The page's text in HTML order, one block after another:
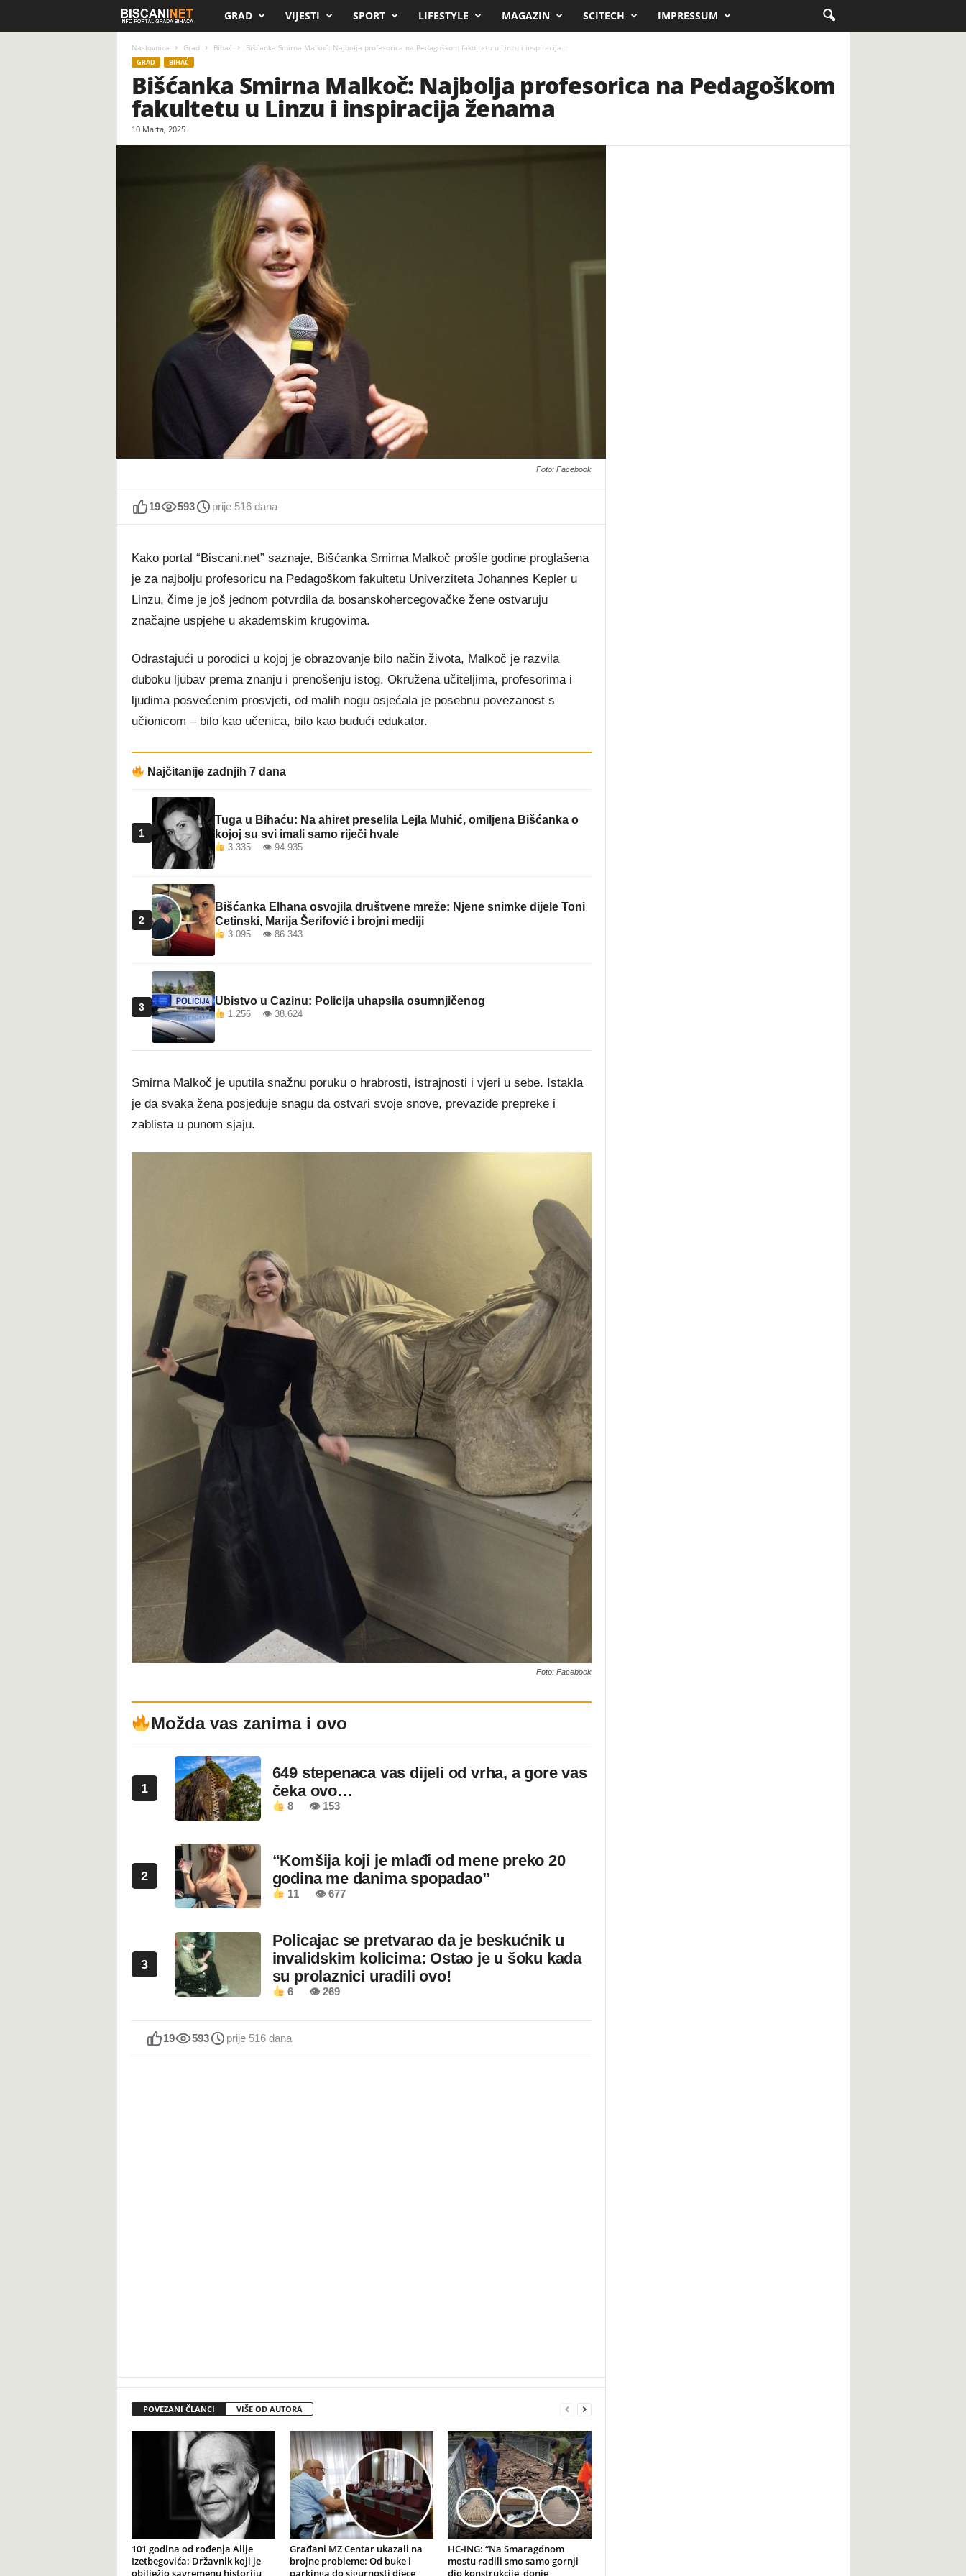
i
c
e
t
GRAD VIJESTI SPORT LIFESTYLE MAGAZIN SCITECH IMPRESSUM
Naslovnica Grad Bihać Bišćanka Smirna Malkoč: Najbolja profesorica na Pedagoškom fakultetu u Linzu i inspiracija...
GRAD BIHAĆ
Bišćanka Smirna Malkoč: Najbolja profesorica na Pedagoškom
fakultetu u Linzu i inspiracija ženama
10 Marta, 2025
Foto: Facebook
19 593 prije 516 dana
Kako portal “Biscani.net” saznaje, Bišćanka Smirna Malkoč prošle godine proglašena
je za najbolju profesoricu na Pedagoškom fakultetu Univerziteta Johannes Kepler u
Linzu, čime je još jednom potvrdila da bosanskohercegovačke žene ostvaruju
značajne uspjehe u akademskim krugovima.
Odrastajući u porodici u kojoj je obrazovanje bilo način života, Malkoč je razvila
duboku ljubav prema znanju i prenošenju istog. Okružena učiteljima, profesorima i
ljudima posvećenim prosvjeti, od malih nogu osjećala je posebnu povezanost s
učionicom – bilo kao učenica, bilo kao budući edukator.
Najčitanije zadnjih 7 dana
1
Tuga u Bihaću: Na ahiret preselila Lejla Muhić, omiljena Bišćanka o
kojoj su svi imali samo riječi hvale
3.335 👁 94.935
2
Bišćanka Elhana osvojila društvene mreže: Njene snimke dijele Toni
Cetinski, Marija Šerifović i brojni mediji
3.095 👁 86.343
3 Ubistvo u Cazinu: Policija uhapsila osumnjičenog
1.256 👁 38.624
Smirna Malkoč je uputila snažnu poruku o hrabrosti, istrajnosti i vjeri u sebe. Istakla
je da svaka žena posjeduje snagu da ostvari svoje snove, prevaziđe prepreke i
zablista u punom sjaju.
Foto: Facebook
Možda vas zanima i ovo
1
649 stepenaca vas dijeli od vrha, a gore vas
čeka ovo…
8 👁 153
2
“Komšija koji je mlađi od mene preko 20
godina me danima spopadao”
11 👁 677
3
Policajac se pretvarao da je beskućnik u
invalidskim kolicima: Ostao je u šoku kada
su prolaznici uradili ovo!
6 👁 269
19 593 prije 516 dana
POVEZANI ČLANCI VIŠE OD AUTORA
101 godina od rođenja Alije
Izetbegovića: Državnik koji je
obilježio savremenu historiju
Građani MZ Centar ukazali na
brojne probleme: Od buke i
parkinga do sigurnosti djece
HC-ING: “Na Smaragdnom
mostu radili smo samo gornji
dio konstrukcije, donje